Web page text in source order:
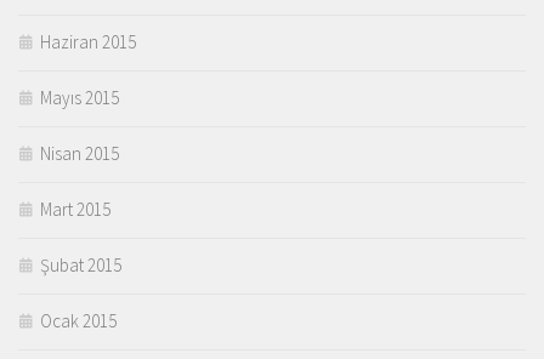
Haziran 2015
Mayıs 2015
Nisan 2015
Mart 2015
Şubat 2015
Ocak 2015